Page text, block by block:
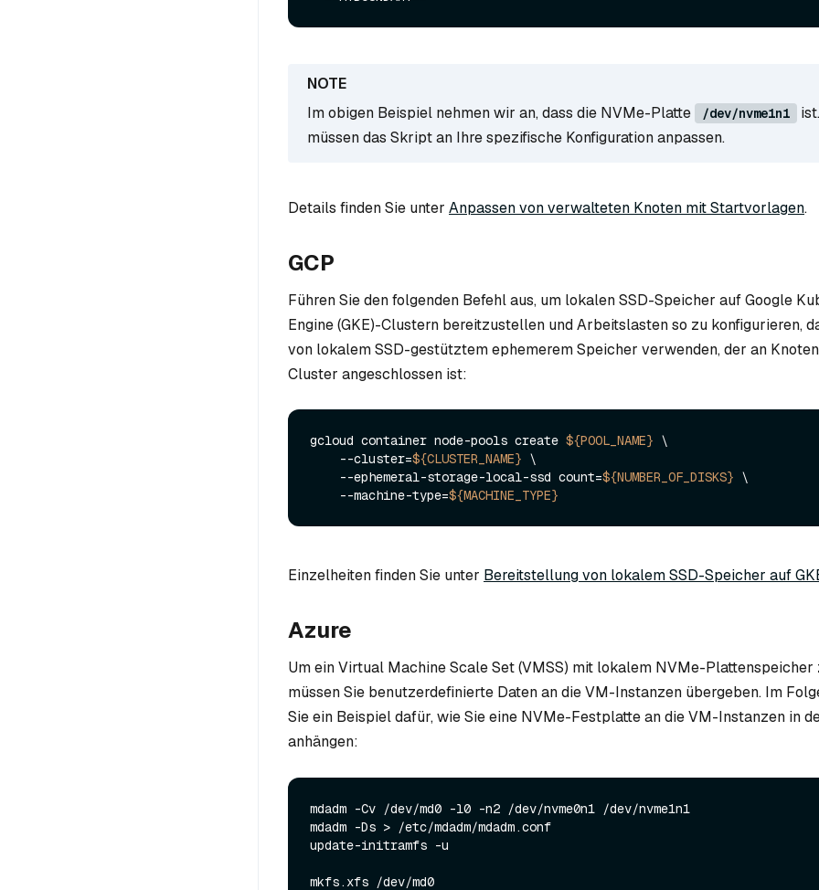
Im obigen Beispiel nehmen wir an, dass die NVMe-Platte /dev/nvme1n1
müssen das Skript an Ihre spezifische Konfiguration anpassen.
Details finden Sie unter Anpassen von verwalteten Knoten mit Startvorlagen.
GCP
Führen Sie den folgenden Befehl aus, um lokalen SSD-Speicher auf Google
Engine (GKE)-Clustern bereitzustellen und Arbeitslasten so zu konfigurieren,
von lokalem SSD-gestütztem ephemerem Speicher verwenden, der an
Cluster angeschlossen ist:
gcloud container node-pools create ${POOL_NAME} \
    --cluster=
${CLUSTER_NAME} \
    --ephemeral-storage-local-ssd count=
${NUMBER_OF_DISKS} \
    --machine-type=
${MACHINE_TYPE}
Einzelheiten finden Sie unter Bereitstellung von lokalem SSD-Speicher auf
Azure
Um ein Virtual Machine Scale Set (VMSS) mit lokalem NVMe-Plattenspeicher
müssen Sie benutzerdefinierte Daten an die VM-Instanzen übergeben. Im
Sie ein Beispiel dafür, wie Sie eine NVMe-Festplatte an die VM-Instanzen in
anhängen:
mdadm -Cv /dev/md0 -l0 -n2 /dev/nvme0n1 /dev/nvme1n1
mdadm -Ds > /etc/mdadm/mdadm.conf
update-initramfs -u